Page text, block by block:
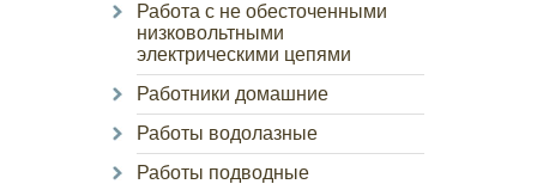
Работа с не обесточенными
низковольтными
электрическими цепями
Работники домашние
Работы водолазные
Работы подводные